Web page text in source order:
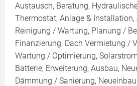
Austausch, Beratung,
Thermostat, Anlage &
Reinigung / Wartung, Planung /
Finanzierung, Dach Vermietung /
Wartung / Optimierung,
Batterie, Erweiterung, Ausbau,
Dämmung / Sanierung,